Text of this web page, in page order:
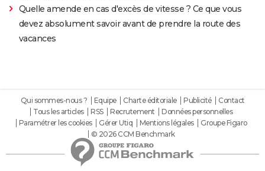
Quelle amende en cas d'excès de vitesse ? Ce que vous
devez absolument savoir avant de prendre la route des
vacances
Qui sommes-nous ? Equipe Charte éditoriale Publicité
Contact
Tous les articles
RSS Recrutement
Données personnelles
Paramétrer les cookies
Gérer Utiq Mentions légales
Groupe Figaro
© 2026 CCM Benchmark